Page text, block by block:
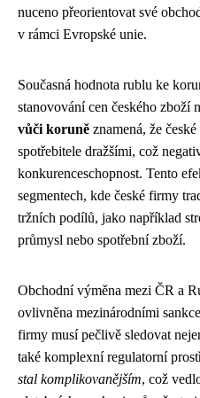
nuceno přeorientovat své
v rámci Evropské unie.
Současná hodnota rublu ke
stanovování cen českého zboží
vůči koruně znamená, že
spotřebitele dražšími, což
konkurenceschopnost. Tento
segmentech, kde české firmy
tržních podílů, jako například
průmysl nebo spotřební zboží.
Obchodní výměna mezi ČR a
ovlivněna mezinárodními
firmy musí pečlivě sledovat
také komplexní regulatorní
stal komplikovanějším, což